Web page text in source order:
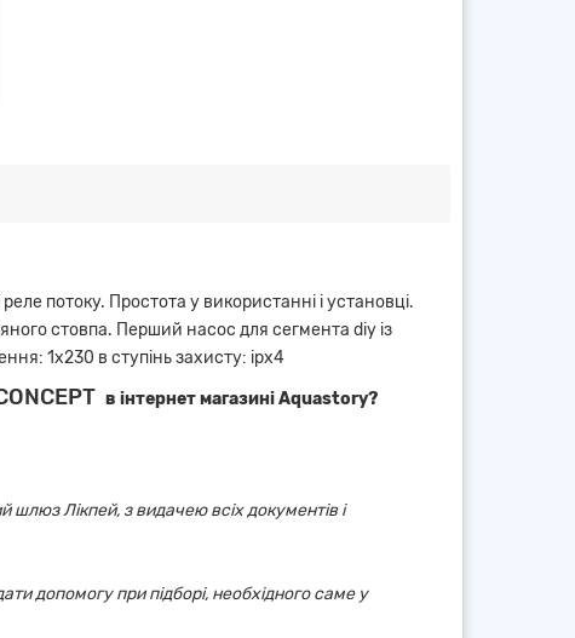
потоку. Простота у використанні і установці.
стовпа. Перший насос для сегмента diy із
1х230 в ступінь захисту: ipx4
в інтернет магазині Aquastory?
шлюз Лікпей, з видачею всіх документів і
допомогу при підборі, необхідного саме у